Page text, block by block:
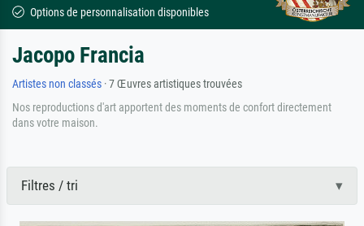
Options de personnalisation disponibles
Jacopo Francia
Artistes non classés · 7 Œuvres artistiques trouvées
Nos reproductions d'art apportent des moments de confort directement
dans votre maison.
Filtres / tri